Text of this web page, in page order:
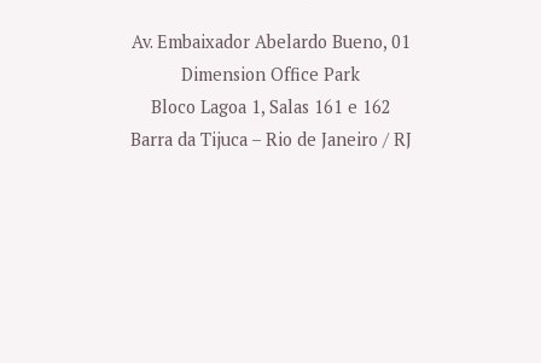
Av. Embaixador Abelardo Bueno, 01
Dimension Office Park
Bloco Lagoa 1, Salas 161 e 162
Barra da Tijuca – Rio de Janeiro / RJ